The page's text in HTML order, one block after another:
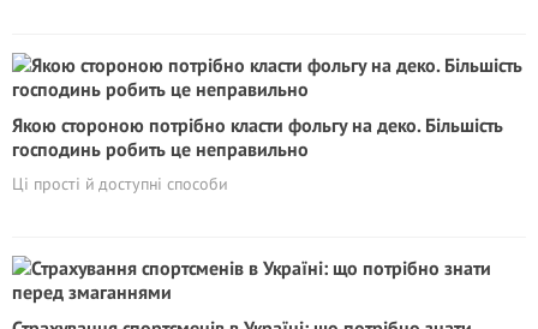
Якою стороною потрібно класти фольгу на деко. Більшість
господинь робить це неправильно
Ці прості й доступні способи